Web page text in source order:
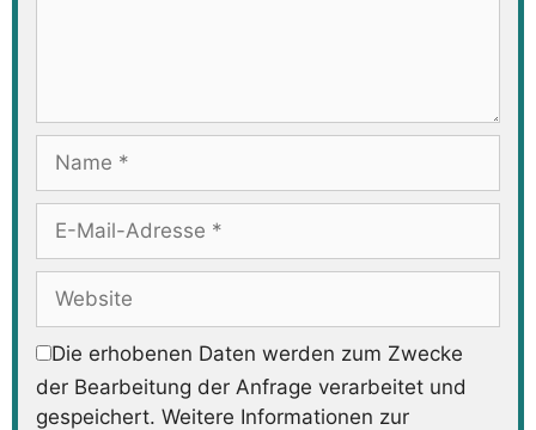
Mail-
Adresse
Die erhobenen Daten werden zum Zwecke
der Bearbeitung der Anfrage verarbeitet und
gespeichert. Weitere Informationen zur